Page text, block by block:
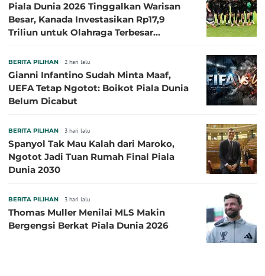
Piala Dunia 2026 Tinggalkan Warisan
Besar, Kanada Investasikan Rp17,9
Triliun untuk Olahraga Terbesar
BERITA PILIHAN 2 hari lalu
Gianni Infantino Sudah Minta Maaf,
UEFA Tetap Ngotot: Boikot Piala Dunia
Belum Dicabut
BERITA PILIHAN 3 hari lalu
Spanyol Tak Mau Kalah dari Maroko,
Ngotot Jadi Tuan Rumah Final Piala
Dunia 2030
BERITA PILIHAN 3 hari lalu
Thomas Muller Menilai MLS Makin
Bergengsi Berkat Piala Dunia 2026